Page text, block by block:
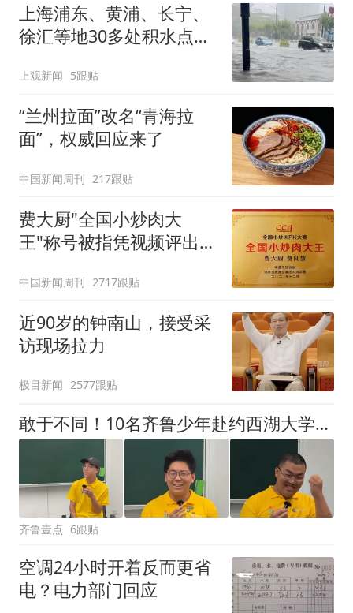
上海浦东、黄浦、长宁、
徐汇等地30多处积水点正
上观新闻 5跟贴
“兰州拉面”改名“青海拉
面”，权威回应来了
中国新闻周刊 217跟贴
费大厨"全国小炒肉大
王"称号被指凭视频评出
中国新闻周刊 2717跟贴
近90岁的钟南山，接受采
访现场拉力
极目新闻 2577跟贴
敢于不同！10名齐鲁少年赴约西湖大学！他们是谁？为何而选？
齐鲁壹点 6跟贴
空调24小时开着反而更省
电？电力部门回应